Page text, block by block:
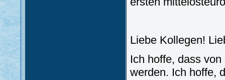
Liebe Kollegen!
Ich hoffe, dass
werden. Ich hoffe,